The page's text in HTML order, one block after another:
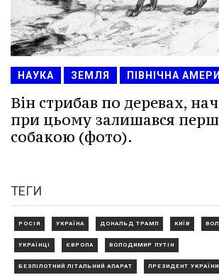
НАУКА ЗЕМЛЯ ПІВНІЧНА
Він стрибав по деревах,
при цьому залишався
собакою (фото).
ТЕГИ
РОСІЯ УКРАЇНА ДОНАЛЬД ТРАМП КИЇВ
УКРАЇНЦІ ЄВРОПА ВОЛОДИМИР ПУТІН
БЕЗПІЛОТНИЙ ЛІТАЛЬНИЙ АПАРАТ ПРЕЗИДЕНТ УКРАЇНИ